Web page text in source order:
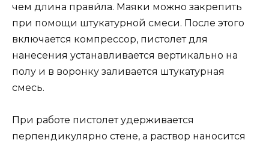
чем длина прави́ла. Маяки можно закрепить
при помощи штукатурной смеси. После этого
включается компрессор, пистолет для
нанесения устанавливается вертикально на
полу и в воронку заливается штукатурная
смесь.
При работе пистолет удерживается
перпендикулярно стене, а раствор наносится